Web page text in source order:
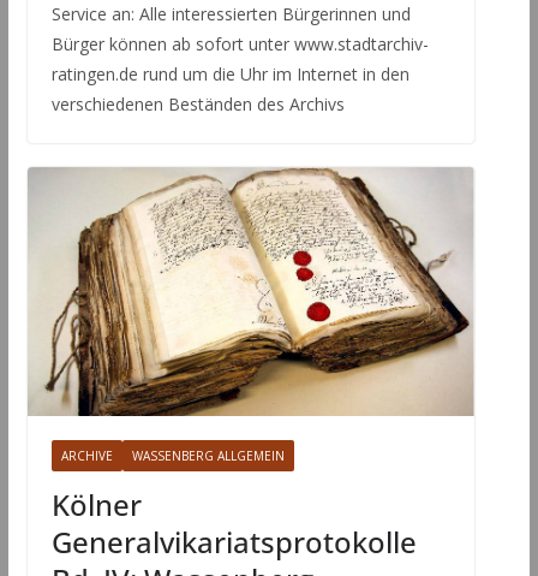
Service an: Alle interessierten Bürgerinnen und
Bürger können ab sofort unter www.stadtarchiv-
ratingen.de rund um die Uhr im Internet in den
verschiedenen Beständen des Archivs
ARCHIVE WASSENBERG ALLGEMEIN
Kölner
Generalvikariatsprotokolle